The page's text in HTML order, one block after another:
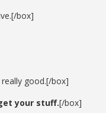
box]
good.[/box]
your stuff.[/box]